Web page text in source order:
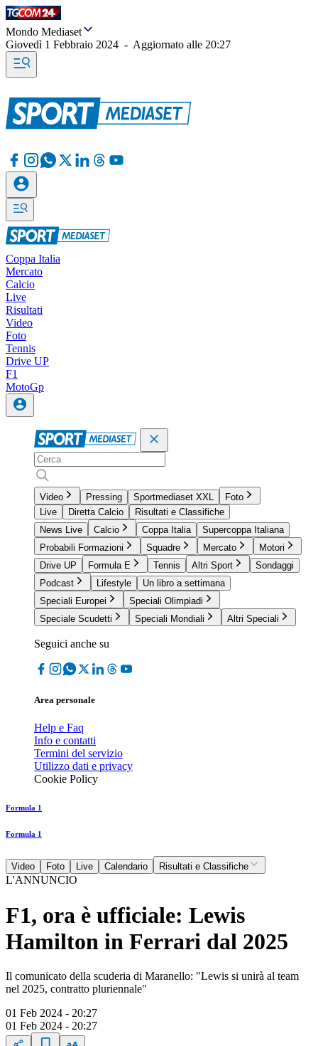
Mondo Mediaset
Giovedì 1 Febbraio 2024 - Aggiornato alle 20:27
Coppa Italia
Mercato
Calcio
Live
Risultati
Video
Foto
Tennis
Drive UP
F1
MotoGp
Video Pressing Sportmediaset XXL
Foto
Live
Diretta Calcio
Risultati e Classifiche
News Live
Calcio Coppa Italia
Supercoppa Italiana
Probabili Formazioni
Squadre Mercato
Motori
Drive UP
Formula E Tennis Altri Sport
Sondaggi
Podcast
Lifestyle
Un libro a settimana
Speciali Europei
Speciali Olimpiadi
Speciale Scudetti
Speciali Mondiali Altri Speciali
Seguici anche su
Area personale
Help e Faq
Info e contatti
Termini del servizio
Utilizzo dati e privacy
Cookie Policy
Formula 1
Formula 1
Video Foto Live Calendario Risultati e Classifiche
L'ANNUNCIO
F1, ora è ufficiale: Lewis
Hamilton in Ferrari dal 2025
Il comunicato della scuderia di Maranello: "Lewis si unirà al team
nel 2025, contratto pluriennale"
01 Feb 2024 - 20:27
01 Feb 2024 - 20:27